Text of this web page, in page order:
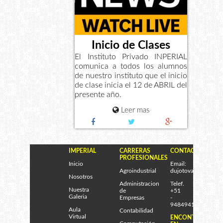
Inicio de Clases
El Instituto Privado INPERIAL
comunica a todos los alumnos
de nuestro instituto que el inicio
de clase inicia el 12 de ABRIL del
presente año.
Leer mas
IMPERIAL
Inicio
Nosotros
Nuestra
Galeria
Aula
Virtual
CARRERAS
PROFESIONALES
Agroindustrial
Administracion
de
Empresas
Contabilidad
CONTACTENOS
Email:
Telef.
+51
-
948494170
ENCONTRANOS